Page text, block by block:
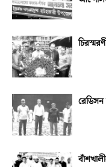
রেডিসন